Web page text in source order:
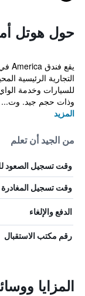
حول هوتل
التجارية الرئيسية
وذات حجم جيد. وت...
المزيد
من الجيد أن تعلم
وقت تسجيل الصعود
وقت تسجيل المغادرة
الدفع والإلغاء
رقم مكتب الاستقبال
المزايا